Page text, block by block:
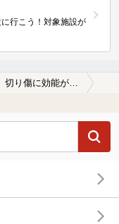
行こう！対象施設が
切り傷に効能がある白石蔵王駅近くの温泉、日帰り温泉、スーパー銭湯おすすめ